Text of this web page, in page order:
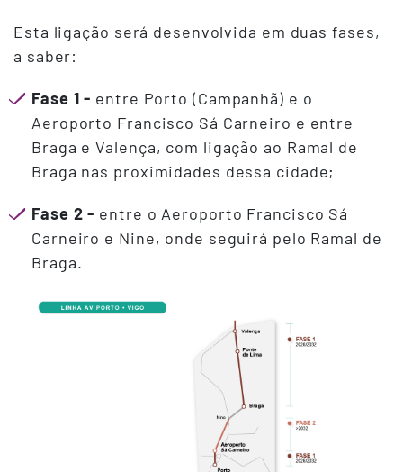
Esta ligação será desenvolvida em duas fases,
a saber:
Fase 1 - entre Porto (Campanhã) e o
Aeroporto Francisco Sá Carneiro e entre
Braga e Valença, com ligação ao Ramal de
Braga nas proximidades dessa cidade;
Fase 2 - entre o Aeroporto Francisco Sá
Carneiro e Nine, onde seguirá pelo Ramal de
Braga.